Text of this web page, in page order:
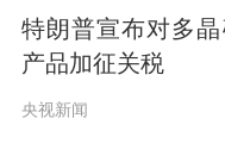
特朗普宣布对多
产品加征关税
央视新闻